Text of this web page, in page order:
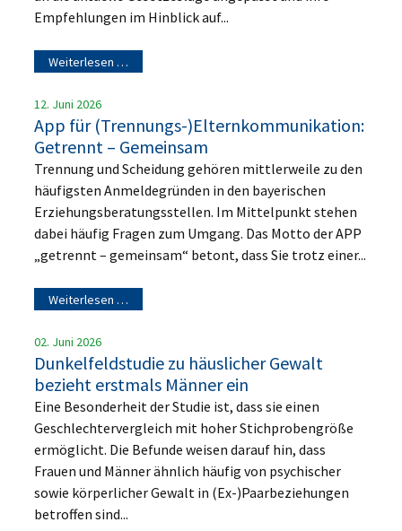
Empfehlungen im Hinblick auf...
Weiterlesen …
12. Juni 2026
App für (Trennungs-)Elternkommunikation:
Getrennt – Gemeinsam
Trennung und Scheidung gehören mittlerweile zu den
häufigsten Anmeldegründen in den bayerischen
Erziehungsberatungsstellen. Im Mittelpunkt stehen
dabei häufig Fragen zum Umgang. Das Motto der APP
„getrennt – gemeinsam“ betont, dass Sie trotz einer...
Weiterlesen …
02. Juni 2026
Dunkelfeldstudie zu häuslicher Gewalt
bezieht erstmals Männer ein
Eine Besonderheit der Studie ist, dass sie einen
Geschlechtervergleich mit hoher Stichprobengröße
ermöglicht. Die Befunde weisen darauf hin, dass
Frauen und Männer ähnlich häufig von psychischer
sowie körperlicher Gewalt in (Ex-)Paarbeziehungen
betroffen sind...